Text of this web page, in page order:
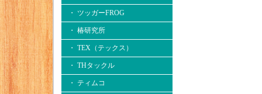
・ ツッガーFROG
・ 椿研究所
・ TEX（テックス）
・ THタックル
・ ティムコ